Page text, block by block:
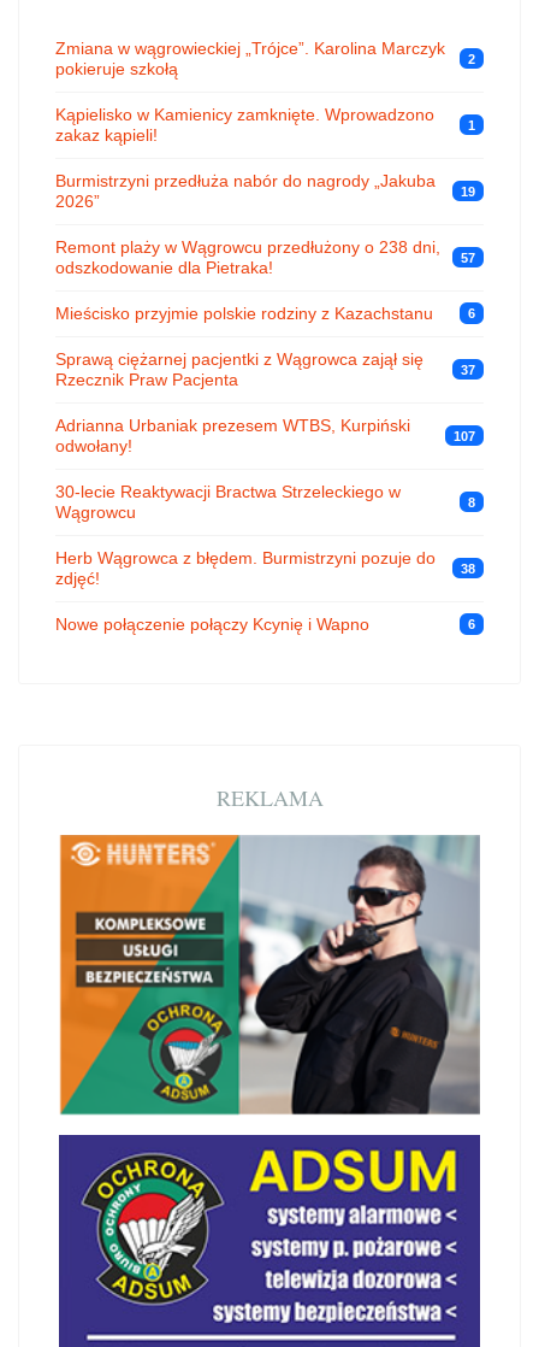
Zmiana w wągrowieckiej „Trójce”. Karolina Marczyk
pokieruje szkołą
2
Kąpielisko w Kamienicy zamknięte. Wprowadzono
zakaz kąpieli!
1
Burmistrzyni przedłuża nabór do nagrody „Jakuba
2026”
19
Remont plaży w Wągrowcu przedłużony o 238 dni,
odszkodowanie dla Pietraka!
57
Mieścisko przyjmie polskie rodziny z Kazachstanu 6
Sprawą ciężarnej pacjentki z Wągrowca zajął się
Rzecznik Praw Pacjenta
37
Adrianna Urbaniak prezesem WTBS, Kurpiński
odwołany!
107
30-lecie Reaktywacji Bractwa Strzeleckiego w
Wągrowcu
8
Herb Wągrowca z błędem. Burmistrzyni pozuje do
zdjęć!
38
Nowe połączenie połączy Kcynię i Wapno 6
REKLAMA